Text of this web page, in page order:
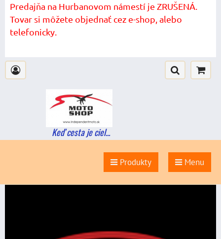
Predajňa na Hurbanovom námestí je ZRUŠENÁ.
Tovar si môžete objednať cez e-shop, alebo
telefonicky.
Keď cesta je ciel...
Produkty Menu